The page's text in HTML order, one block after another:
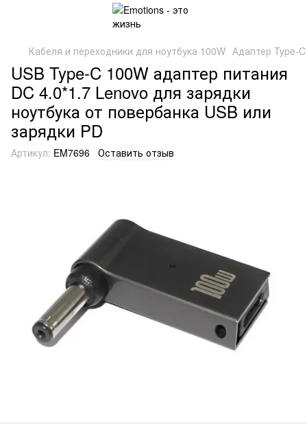
Кабеля и переходники для ноутбука 100W Адаптер Type-
USB Type-C 100W адаптер питания
DC 4.0*1.7 Lenovo для зарядки
ноутбука от повербанка USB или
зарядки PD
Артикул: EM7696 Оставить отзыв